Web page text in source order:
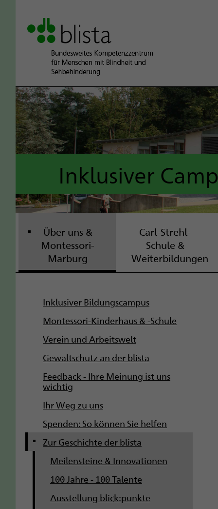
Inklusiver
Über uns &
Montessori-
Marburg
Carl-Strehl-
Schule &
Weiterbildungen
g
Inklusiver Bildungscampus
Montessori-Kinderhaus & -Schule
Verein und Arbeitswelt
Gewaltschutz an der blista
Feedback - Ihre Meinung ist uns
wichtig
Ihr Weg zu uns
Spenden: So können Sie helfen
Zur Geschichte der blista
Meilensteine & Innovationen
100 Jahre - 100 Talente
Ausstellung blick:punkte